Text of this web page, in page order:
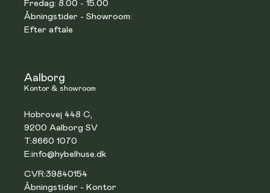
Fredag: 8.00 - 15.00
Åbningstider - Showroom:
Efter aftale
Aalborg
Kontor & showroom
Hobrovej 448 C,
9200 Aalborg SV
T:8660 1070
E:info@hybelhuse.dk
CVR:39840154
Åbningstider - Kontor